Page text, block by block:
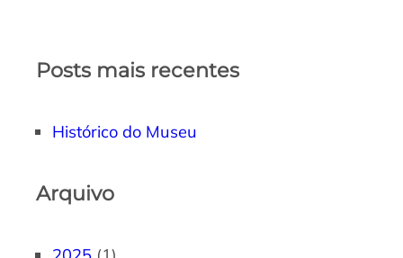
Posts mais recentes
Histórico do Museu
Arquivo